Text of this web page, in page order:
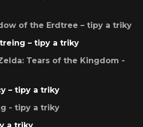
of the Erdtree – tipy a triky
– tipy a triky
Tears of the Kingdom -
– tipy a triky
- tipy a triky